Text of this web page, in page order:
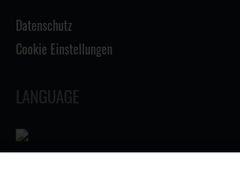
Datenschutz
Cookie Einstellungen
LANGUAGE